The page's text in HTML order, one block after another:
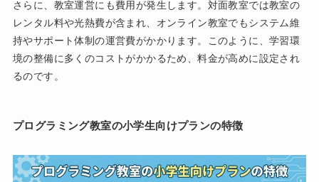
さらに、教室運営にも費用が発生します。対面教室では教室の
レンタル料や光熱費が含まれ、オンライン教室でもシステム維
持やサポート体制の運営費がかかります。このように、学習環
境の整備に多くのコストがかかるため、料金が高めに設定され
るのです。
プログラミング教室の小学生向けプランの特徴